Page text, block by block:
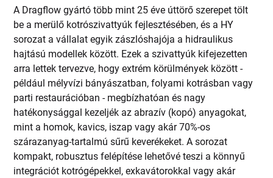
A Dragflow gyártó több mint 25 éve úttörő szerepet tölt
be a merülő kotrószivattyúk fejlesztésében, és a HY
sorozat a vállalat egyik zászlóshajója a hidraulikus
hajtású modellek között. Ezek a szivattyúk kifejezetten
arra lettek tervezve, hogy extrém körülmények között -
például mélyvízi bányászatban, folyami kotrásban vagy
parti restaurációban - megbízhatóan és nagy
hatékonysággal kezeljék az abrazív (kopó) anyagokat,
mint a homok, kavics, iszap vagy akár 70%-os
szárazanyag-tartalmú sűrű keverékeket. A sorozat
kompakt, robusztus felépítése lehetővé teszi a könnyű
integrációt kotrógépekkel, exkavátorokkal vagy akár